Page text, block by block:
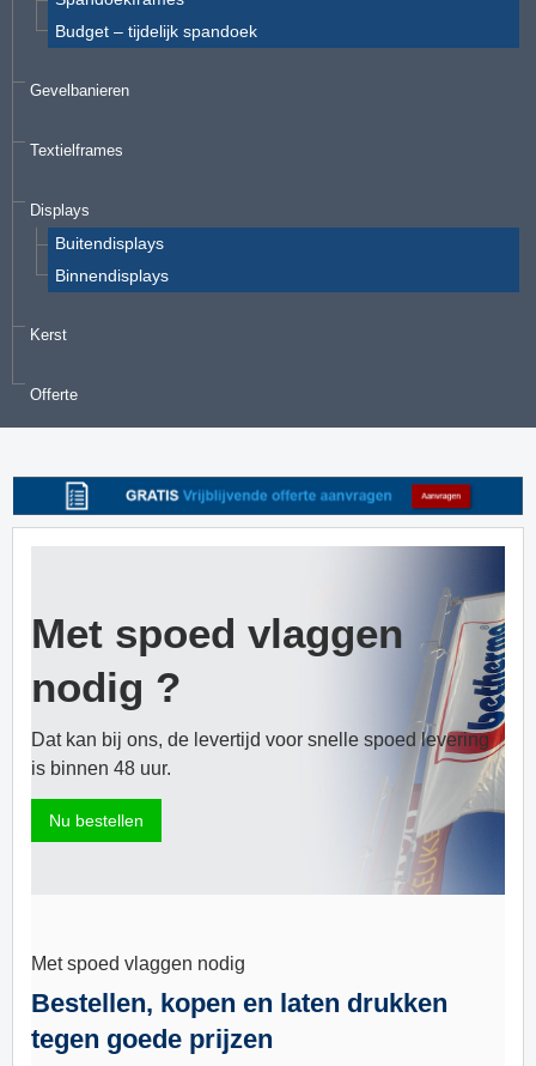
Budget – tijdelijk spandoek
Gevelbanieren
Textielframes
Displays
Buitendisplays
Binnendisplays
Kerst
Offerte
Met spoed vlaggen
nodig ?
Dat kan bij ons, de levertijd voor snelle spoed levering
is binnen 48 uur.
Nu bestellen
Met spoed vlaggen nodig
Bestellen, kopen en laten drukken
tegen goede prijzen